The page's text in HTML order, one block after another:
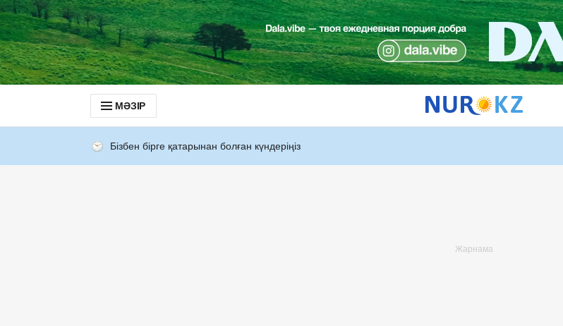
МӘЗІР
Бізбен бірге қатарынан болған күндеріңіз